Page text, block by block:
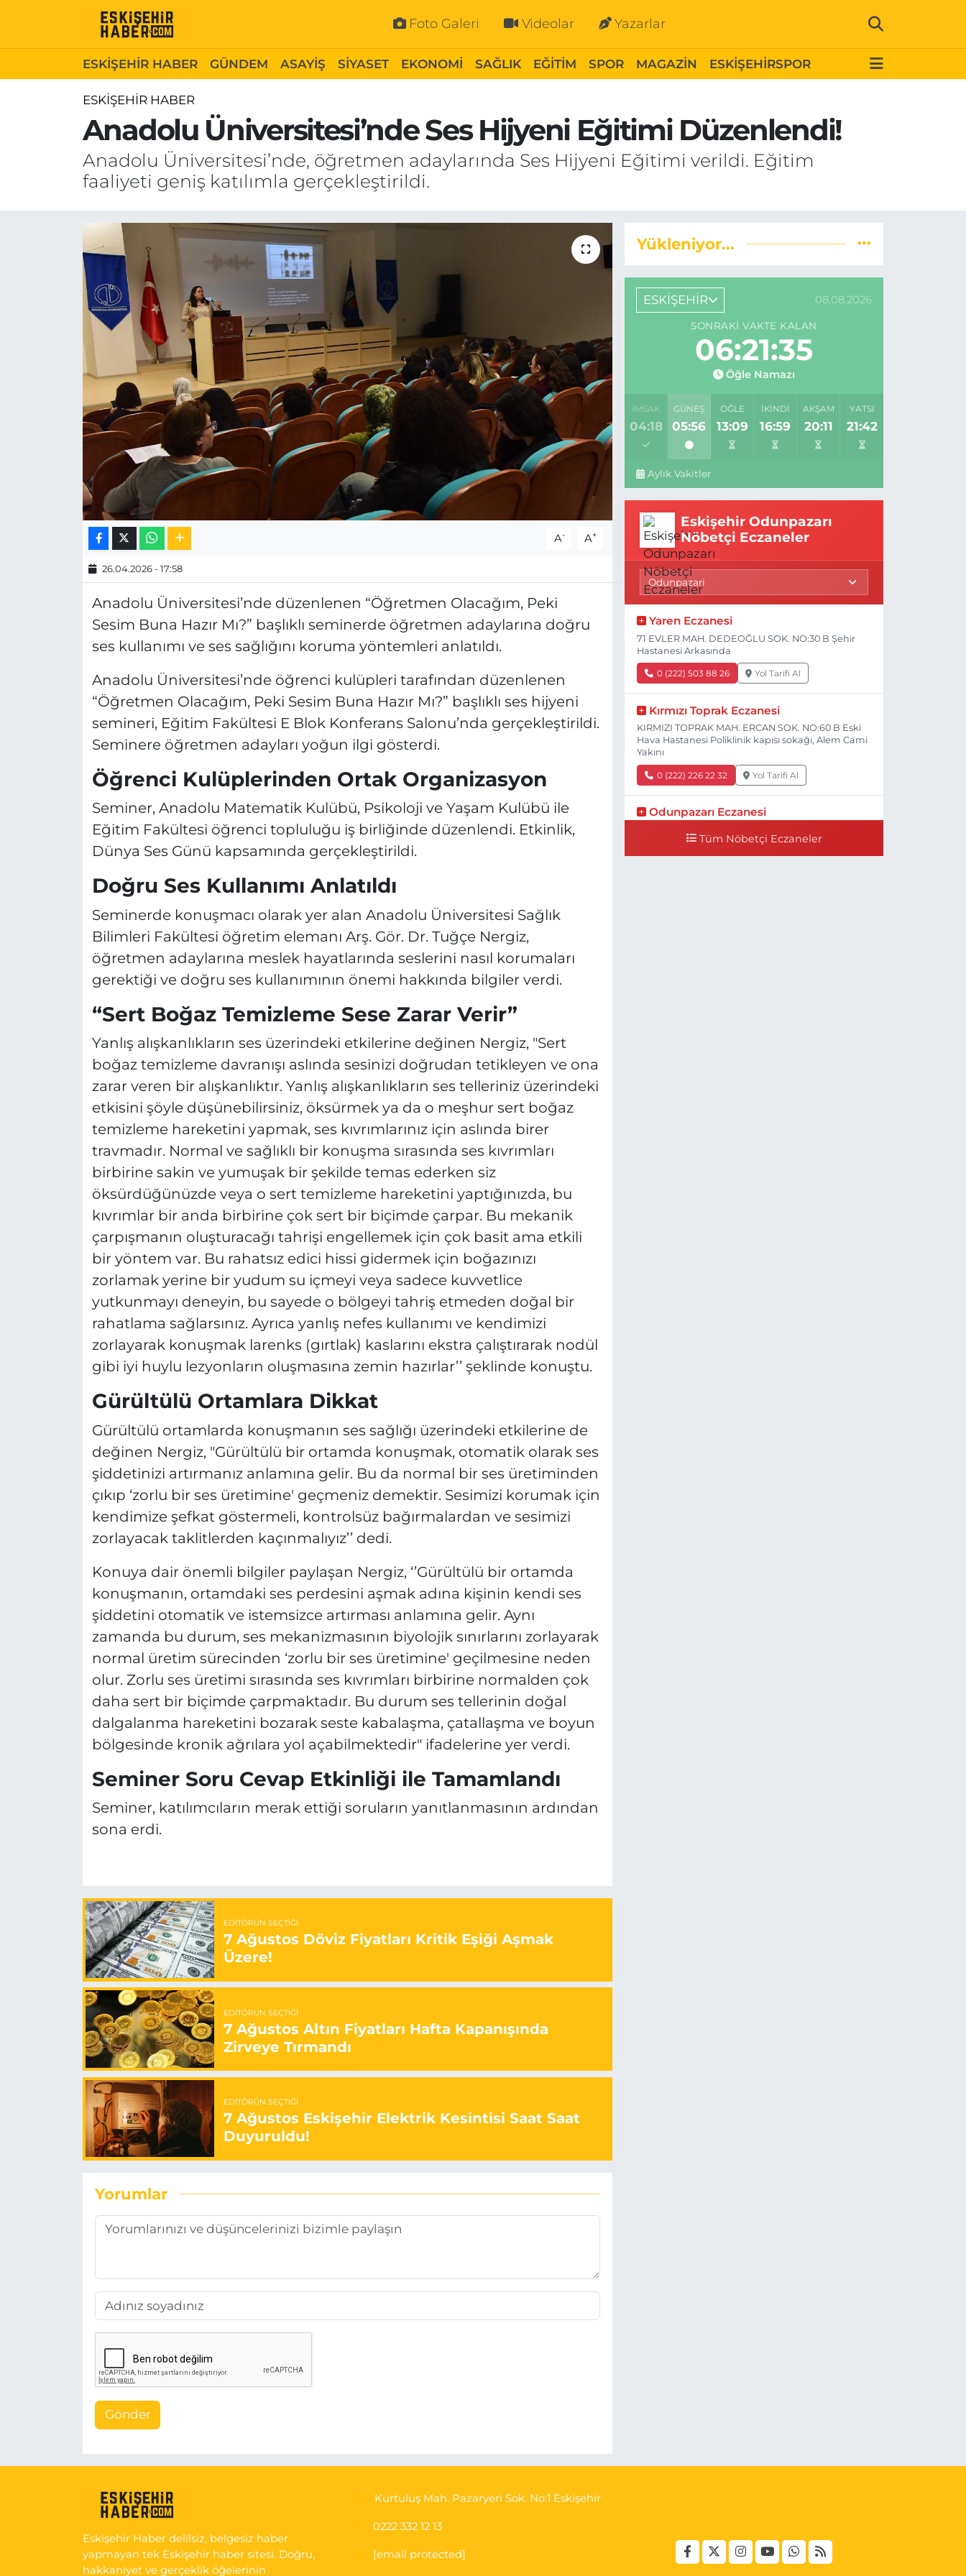
Foto Galeri Videolar Yazarlar
ESKİŞEHİR HABER GÜNDEM ASAYİŞ SİYASET EKONOMİ SAĞLIK EĞİTİM SPOR MAGAZİN ESKİŞEHİRSPOR
ESKİŞEHİR HABER
Anadolu Üniversitesi’nde Ses Hijyeni Eğitimi Düzenlendi!
Anadolu Üniversitesi’nde, öğretmen adaylarında Ses Hijyeni Eğitimi verildi. Eğitim
faaliyeti geniş katılımla gerçekleştirildi.
A- A+
26.04.2026 - 17:58
Anadolu Üniversitesi’nde düzenlenen “Öğretmen Olacağım, Peki
Sesim Buna Hazır Mı?” başlıklı seminerde öğretmen adaylarına doğru
ses kullanımı ve ses sağlığını koruma yöntemleri anlatıldı.
Anadolu Üniversitesi’nde öğrenci kulüpleri tarafından düzenlenen
“Öğretmen Olacağım, Peki Sesim Buna Hazır Mı?” başlıklı ses hijyeni
semineri, Eğitim Fakültesi E Blok Konferans Salonu’nda gerçekleştirildi.
Seminere öğretmen adayları yoğun ilgi gösterdi.
Öğrenci Kulüplerinden Ortak Organizasyon
Seminer, Anadolu Matematik Kulübü, Psikoloji ve Yaşam Kulübü ile
Eğitim Fakültesi öğrenci topluluğu iş birliğinde düzenlendi. Etkinlik,
Dünya Ses Günü kapsamında gerçekleştirildi.
Doğru Ses Kullanımı Anlatıldı
Seminerde konuşmacı olarak yer alan Anadolu Üniversitesi Sağlık
Bilimleri Fakültesi öğretim elemanı Arş. Gör. Dr. Tuğçe Nergiz,
öğretmen adaylarına meslek hayatlarında seslerini nasıl korumaları
gerektiği ve doğru ses kullanımının önemi hakkında bilgiler verdi.
“Sert Boğaz Temizleme Sese Zarar Verir”
Yanlış alışkanlıkların ses üzerindeki etkilerine değinen Nergiz, "Sert
boğaz temizleme davranışı aslında sesinizi doğrudan tetikleyen ve ona
zarar veren bir alışkanlıktır. Yanlış alışkanlıkların ses telleriniz üzerindeki
etkisini şöyle düşünebilirsiniz, öksürmek ya da o meşhur sert boğaz
temizleme hareketini yapmak, ses kıvrımlarınız için aslında birer
travmadır. Normal ve sağlıklı bir konuşma sırasında ses kıvrımları
birbirine sakin ve yumuşak bir şekilde temas ederken siz
öksürdüğünüzde veya o sert temizleme hareketini yaptığınızda, bu
kıvrımlar bir anda birbirine çok sert bir biçimde çarpar. Bu mekanik
çarpışmanın oluşturacağı tahrişi engellemek için çok basit ama etkili
bir yöntem var. Bu rahatsız edici hissi gidermek için boğazınızı
zorlamak yerine bir yudum su içmeyi veya sadece kuvvetlice
yutkunmayı deneyin, bu sayede o bölgeyi tahriş etmeden doğal bir
rahatlama sağlarsınız. Ayrıca yanlış nefes kullanımı ve kendimizi
zorlayarak konuşmak larenks (gırtlak) kaslarını ekstra çalıştırarak nodül
gibi iyi huylu lezyonların oluşmasına zemin hazırlar’’ şeklinde konuştu.
Gürültülü Ortamlara Dikkat
Gürültülü ortamlarda konuşmanın ses sağlığı üzerindeki etkilerine de
değinen Nergiz, "Gürültülü bir ortamda konuşmak, otomatik olarak ses
şiddetinizi artırmanız anlamına gelir. Bu da normal bir ses üretiminden
çıkıp ‘zorlu bir ses üretimine' geçmeniz demektir. Sesimizi korumak için
kendimize şefkat göstermeli, kontrolsüz bağırmalardan ve sesimizi
zorlayacak taklitlerden kaçınmalıyız’’ dedi.
Konuya dair önemli bilgiler paylaşan Nergiz, ‘’Gürültülü bir ortamda
konuşmanın, ortamdaki ses perdesini aşmak adına kişinin kendi ses
şiddetini otomatik ve istemsizce artırması anlamına gelir. Aynı
zamanda bu durum, ses mekanizmasının biyolojik sınırlarını zorlayarak
normal üretim sürecinden ‘zorlu bir ses üretimine' geçilmesine neden
olur. Zorlu ses üretimi sırasında ses kıvrımları birbirine normalden çok
daha sert bir biçimde çarpmaktadır. Bu durum ses tellerinin doğal
dalgalanma hareketini bozarak seste kabalaşma, çatallaşma ve boyun
bölgesinde kronik ağrılara yol açabilmektedir" ifadelerine yer verdi.
Seminer Soru Cevap Etkinliği ile Tamamlandı
Seminer, katılımcıların merak ettiği soruların yanıtlanmasının ardından
sona erdi.
EDITÖRÜN SEÇTIĞI
7 Ağustos Döviz Fiyatları Kritik Eşiği Aşmak
Üzere!
EDITÖRÜN SEÇTIĞI
7 Ağustos Altın Fiyatları Hafta Kapanışında
Zirveye Tırmandı
EDITÖRÜN SEÇTIĞI
7 Ağustos Eskişehir Elektrik Kesintisi Saat Saat
Duyuruldu!
Yorumlar
Gönder
Yükleniyor...
ESKİŞEHİR 08.08.2026
SONRAKI VAKTE KALAN
06:21:34
Öğle Namazı
İMSAK
04:18
GÜNEŞ
05:56
ÖĞLE
13:09
İKINDI
16:59
AKŞAM
20:11
YATSI
21:42
Aylık Vakitler
Eskişehir Odunpazarı
Nöbetçi Eczaneler
Yaren Eczanesi
71 EVLER MAH. DEDEOĞLU SOK. NO:30 B Şehir
Hastanesi Arkasında
0 (222) 503 88 26 Yol Tarifi Al
Kırmızı Toprak Eczanesi
KIRMIZI TOPRAK MAH. ERCAN SOK. NO:60 B Eski
Hava Hastanesi Poliklinik kapısı sokağı, Alem Cami
Yakını
0 (222) 226 22 32 Yol Tarifi Al
Odunpazarı Eczanesi
NO:21 E TIP FAKÜLTESİ KARŞISI
Tüm Nöbetçi Eczaneler
Eskişehir Haber delilsiz, belgesiz haber
yapmayan tek Eskişehir haber sitesi. Doğru,
hakkaniyet ve gerçeklik öğelerinin
Kurtuluş Mah. Pazaryeri Sok. No:1 Eskişehir
0222 332 12 13
[email protected]
ESKİŞEHİR HABER
ASAYİŞ
SİYASET
SAĞLIK
EĞİTİM
MAGAZİN
ESKİŞEHİRSPOR
Gizlilik Politikası
Hakkımızda
İletişim
Künye
Odunpazarı Hava Durumu
Odunpazarı Trafik Yoğunluk Haritası
Süper Lig Puan Durumu ve Fikstür
Tüm Manşetler
Haber Arşivi